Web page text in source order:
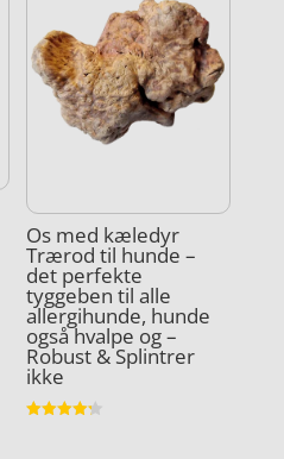
Os med kæledyr
Trærod til hunde –
det perfekte
tyggeben til alle
allergihunde, hunde
også hvalpe og –
Robust & Splintrer
ikke